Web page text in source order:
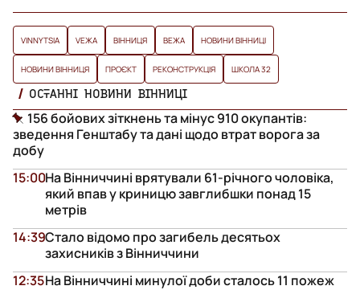
VINNYTSIA VЕЖА ВІННИЦЯ ВЕЖА НОВИНИ ВІННИЦІ
НОВИНИ ВІННИЦЯ ПРОЄКТ РЕКОНСТРУКЦІЯ ШКОЛА 32
ОСТАННІ НОВИНИ ВІННИЦІ
156 бойових зіткнень та мінус 910 окупантів:
зведення Генштабу та дані щодо втрат ворога за
добу
На Вінниччині врятували 61-річного чоловіка,
який впав у криницю завглибшки понад 15
метрів
15:00
Стало відомо про загибель десятьох
захисників з Вінниччини
14:39
На Вінниччині минулої доби сталось 11 пожеж
12:35